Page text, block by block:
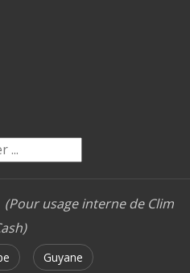
(Pour usage interne de Clim
Guyane